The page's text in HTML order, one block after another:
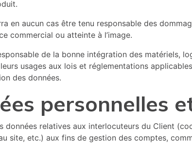
en aucun cas être tenu responsable des
commercial ou atteinte à l’image.
de la bonne intégration des matériels,
usages aux lois et réglementations
des données.
personnelles
données relatives aux interlocuteurs du Client
site, etc.) aux fins de gestion des comptes,